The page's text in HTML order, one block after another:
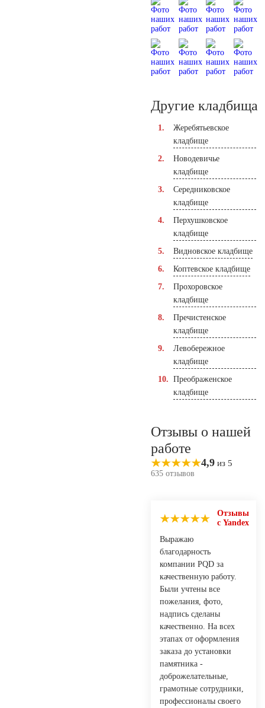
Другие кладбища
Жеребятьевское
кладбище
Новодевичье
кладбище
Середниковское
кладбище
Перхушковское
кладбище
Видновское кладбище
Коптевское кладбище
Прохоровское
кладбище
Пречистенское
кладбище
Левобережное
кладбище
Преображенское
кладбище
Отзывы о нашей
работе
4,9 из 5
635 отзывов
Отзывы
с Yandex
Выражаю
благодарность
компании PQD за
качественную работу.
Были учтены все
пожелания, фото,
надпись сделаны
качественно. На всех
этапах от оформления
заказа до установки
памятника -
доброжелательные,
грамотные сотрудники,
профессионалы своего